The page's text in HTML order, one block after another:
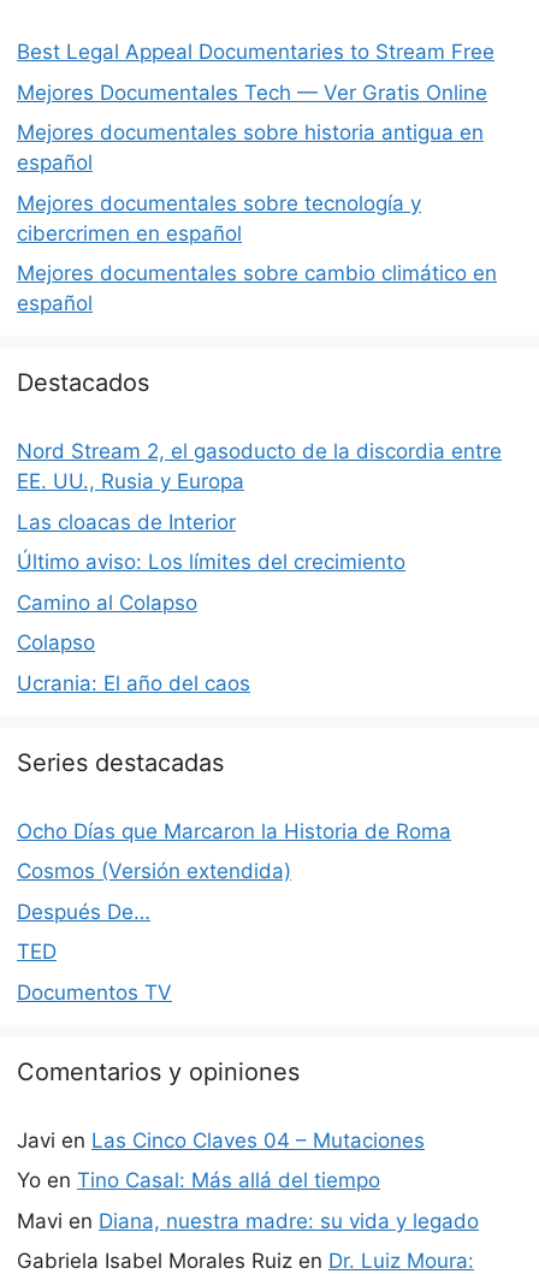
Best Legal Appeal Documentaries to Stream Free
Mejores Documentales Tech — Ver Gratis Online
Mejores documentales sobre historia antigua en
español
Mejores documentales sobre tecnología y
cibercrimen en español
Mejores documentales sobre cambio climático en
español
Destacados
Nord Stream 2, el gasoducto de la discordia entre
EE. UU., Rusia y Europa
Las cloacas de Interior
Último aviso: Los límites del crecimiento
Camino al Colapso
Colapso
Ucrania: El año del caos
Series destacadas
Ocho Días que Marcaron la Historia de Roma
Cosmos (Versión extendida)
Después De…
TED
Documentos TV
Comentarios y opiniones
Javi en Las Cinco Claves 04 – Mutaciones
Yo en Tino Casal: Más allá del tiempo
Mavi en Diana, nuestra madre: su vida y legado
Gabriela Isabel Morales Ruiz en Dr. Luiz Moura: